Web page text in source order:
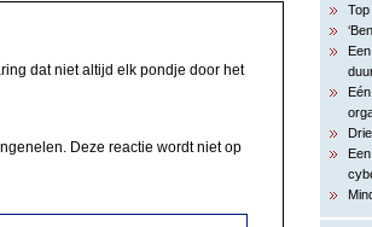
dat niet altijd elk pondje door het
Deze reactie wordt niet op